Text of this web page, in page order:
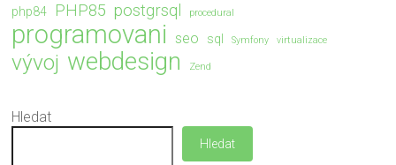
php84 PHP85 postgrsql procedural
programovani seo sql Symfony virtualizace
vývoj webdesign Zend
Hledat
Hledat